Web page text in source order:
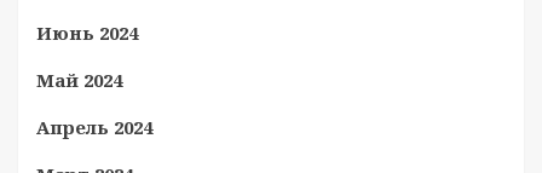
Июнь 2024
Май 2024
Апрель 2024